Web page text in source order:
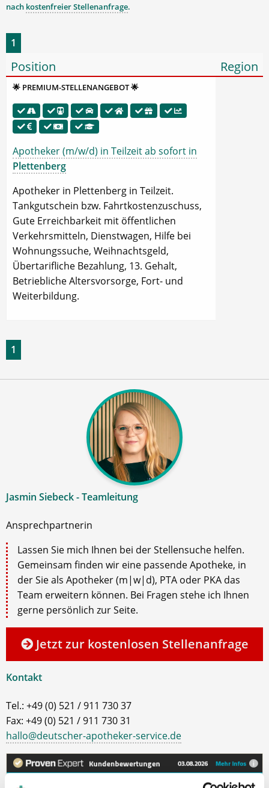
nach kostenfreier Stellenanfrage.
1
Position Region
🌟 PREMIUM-STELLENANGEBOT 🌟
Apotheker (m/w/d) in Teilzeit ab sofort in
Plettenberg
Apotheker in Plettenberg in Teilzeit.
Tankgutschein bzw. Fahrtkostenzuschuss,
Gute Erreichbarkeit mit öffentlichen
Verkehrsmitteln, Dienstwagen, Hilfe bei
Wohnungssuche, Weihnachtsgeld,
Übertarifliche Bezahlung, 13. Gehalt,
Betriebliche Altersvorsorge, Fort- und
Weiterbildung.
1
Jasmin Siebeck - Teamleitung
Ansprechpartnerin
Lassen Sie mich Ihnen bei der Stellensuche helfen.
Gemeinsam finden wir eine passende Apotheke, in
der Sie als Apotheker (m|w|d), PTA oder PKA das
Team erweitern können. Bei Fragen stehe ich Ihnen
gerne persönlich zur Seite.
Jetzt zur kostenlosen Stellenanfrage
Kontakt
Tel.: +49 (0) 521 / 911 730 37
Fax: +49 (0) 521 / 911 730 31
hallo@deutscher-apotheker-service.de